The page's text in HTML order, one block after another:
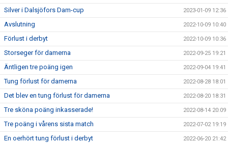
Silver i Dalsjöfors Dam-cup 2023-01-09 12:36
Avslutning 2022-10-09 10:40
Förlust i derbyt 2022-10-09 10:36
Storseger för damerna 2022-09-25 19:21
Äntligen tre poäng igen 2022-09-04 19:41
Tung förlust för damerna 2022-08-28 18:01
Det blev en tung förlust för damerna 2022-08-20 18:31
Tre sköna poäng inkasserade! 2022-08-14 20:09
Tre poäng i vårens sista match 2022-07-02 19:19
En oerhört tung förlust i derbyt 2022-06-20 21:42